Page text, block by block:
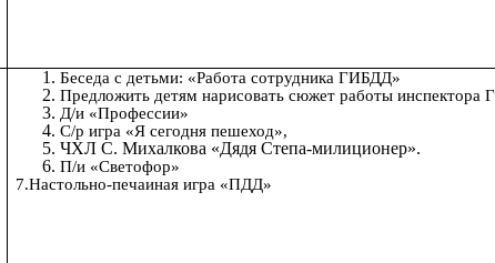
Беседа с детьми: «Работа сотрудника ГИБДД»
Предложить детям нарисовать сюжет работы инспектора
Д/и «Профессии»
С/р игра «Я сегодня пешеход»,
ЧХЛ С. Михалкова «Дядя Степа-милиционер».
П/и «Светофор»
7.Настольно-печаиная игра «ПДД»